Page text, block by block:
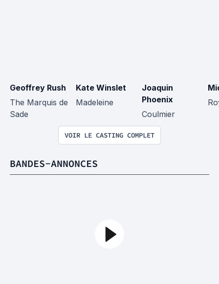
Geoffrey Rush
The Marquis de
Sade
Kate Winslet
Madeleine
Joaquin
Phoenix
Coulmier
VOIR LE CASTING COMPLET
BANDES-ANNONCES